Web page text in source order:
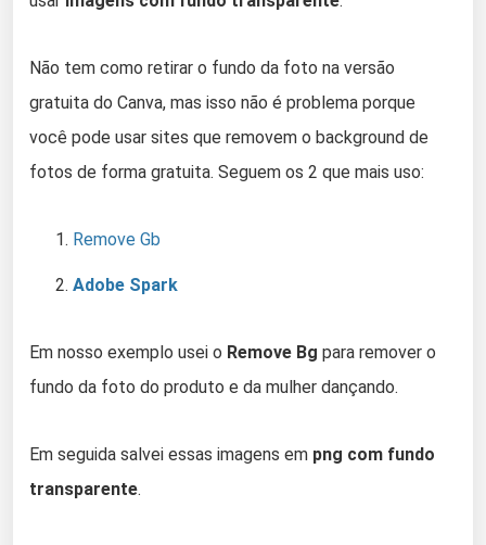
Não tem como retirar o fundo da foto na versão
gratuita do Canva, mas isso não é problema porque
você pode usar sites que removem o background de
fotos de forma gratuita. Seguem os 2 que mais uso:
Remove Gb
Adobe Spark
Em nosso exemplo usei o Remove Bg para remover o
fundo da foto do produto e da mulher dançando.
Em seguida salvei essas imagens em png com fundo
transparente.